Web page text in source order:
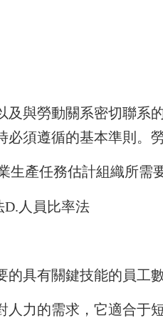
與勞動關系密切聯
須遵循的基本準則。
產任務估計組織所需
D.人員比率法
具有關鍵技能的員工
力的需求，它適合于